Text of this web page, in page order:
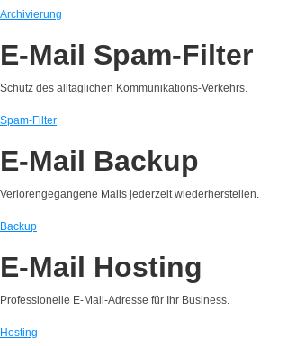
Archivierung
E-Mail Spam-Filter
Schutz des alltäglichen Kommunikations-Verkehrs.
Spam-Filter
E-Mail Backup
Verlorengegangene Mails jederzeit wiederherstellen.
Backup
E-Mail Hosting
Professionelle E-Mail-Adresse für Ihr Business.
Hosting